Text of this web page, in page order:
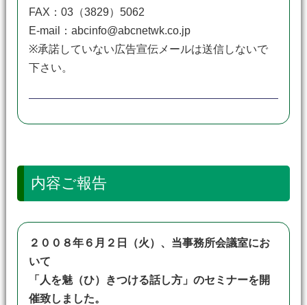
FAX：03（3829）5062
E-mail：abcinfo@abcnetwk.co.jp
※承諾していない広告宣伝メールは送信しないで
下さい。
内容ご報告
２００８年６月２日（火）、当事務所会議室にお
いて
「人を魅（ひ）きつける話し方」 のセミナーを開
催致しました。